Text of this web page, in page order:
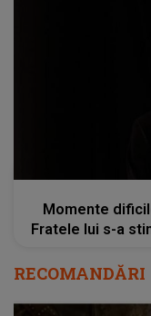
Momente
Fratele lui s-a
RECOMANDĂRI